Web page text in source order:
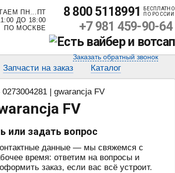
ПН...ПТ
ДО 18:00
ПО МОСКВЕ
8 800 5118991
БЕСПЛАТНО
ПО РОССИИ
+7 981 459-90-64
Заказать обратный звонок
Запчасти на заказ Каталог
| gwarancja FV
FV
или задать вопрос
данные — мы свяжемся с
время: ответим на вопросы и
заказ, если вас всё устроит.